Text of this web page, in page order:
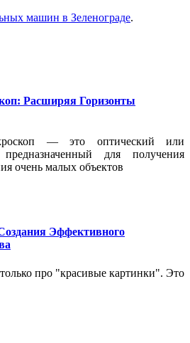
машин в Зеленограде.
Расширяя Горизонты
— это оптический или
для получения
очень малых объектов
Эффективного
про "красивые картинки". Это